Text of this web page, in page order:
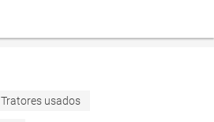
Tratores usados